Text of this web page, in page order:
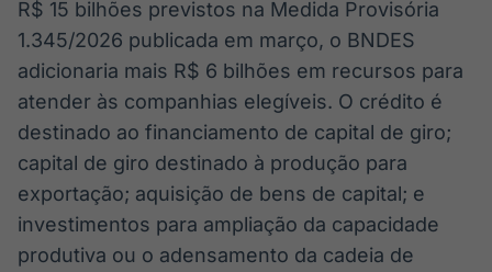
dados para
displays e telas
Curadoria de
conteúdos
noticiosos
Soluções de
Tecnologia
Radar
Monitoramento
inteligente de
conteúdos
Broadcast
Fundos
A melhor
plataforma para
analisar fundos
de investimento
R$ 15 bilhões previstos na Medida Provisória
1.345/2026 publicada em março, o BNDES
adicionaria mais R$ 6 bilhões em recursos para
atender às companhias elegíveis. O crédito é
destinado ao financiamento de capital de giro;
capital de giro destinado à produção para
exportação; aquisição de bens de capital; e
investimentos para ampliação da capacidade
produtiva ou o adensamento da cadeia de